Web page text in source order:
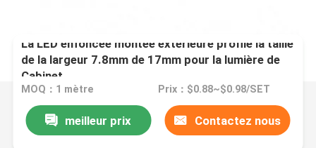
La LED enfoncée montée extérieure profile la taille
de la largeur 7.8mm de 17mm pour la lumière de
Cabinet
MOQ：1 mètre Prix：$0.88~$0.98/SET
meilleur prix Contactez nous